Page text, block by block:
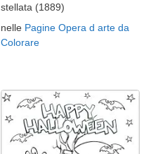
stellata (1889)
nelle Pagine Opera d arte da
Colorare